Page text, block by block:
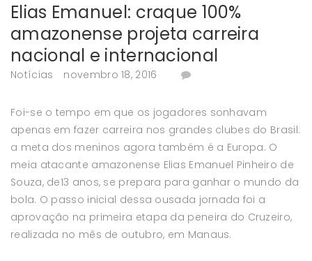
Elias Emanuel: craque 100%
amazonense projeta carreira
nacional e internacional
Notícias novembro 18, 2016
Foi-se o tempo em que os jogadores sonhavam
apenas em fazer carreira nos grandes clubes do Brasil:
a meta dos meninos agora também é a Europa. O
meia atacante amazonense Elias Emanuel Pinheiro de
Souza, de13 anos, se prepara para ganhar o mundo da
bola. O passo inicial dessa ousada jornada foi a
aprovação na primeira etapa da peneira do Cruzeiro,
realizada no mês de outubro, em Manaus.